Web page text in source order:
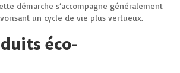
démarche s’accompagne généralement
un cycle de vie plus vertueux.
éco-